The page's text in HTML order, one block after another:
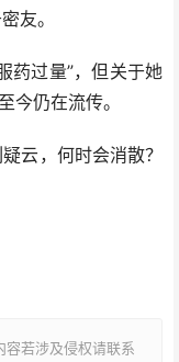
友。
过量”，但关于她
今仍在流传。
云，何时会消散？
容若涉及侵权请联系